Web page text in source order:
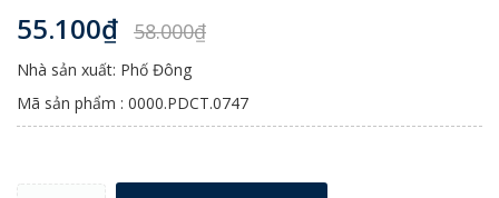
55.100₫ 58.000₫
Nhà sản xuất: Phố Đông
Mã sản phẩm : 0000.PDCT.0747